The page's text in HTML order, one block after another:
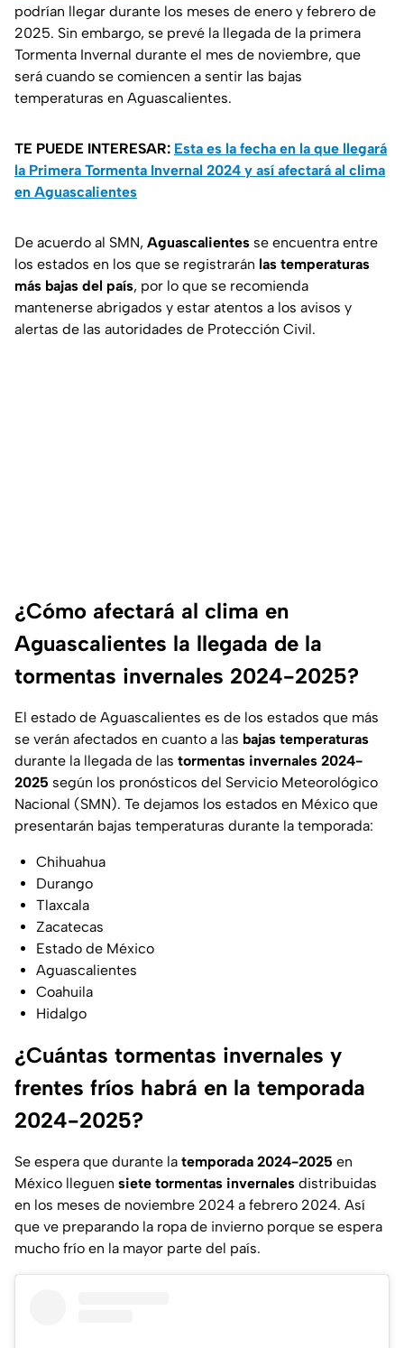
podrían llegar durante los meses de enero y febrero de
2025. Sin embargo, se prevé la llegada de la primera
Tormenta Invernal durante el mes de noviembre, que
será cuando se comiencen a sentir las bajas
temperaturas en Aguascalientes.
TE PUEDE INTERESAR: Esta es la fecha en la que llegará
la Primera Tormenta Invernal 2024 y así afectará al clima
en Aguascalientes
De acuerdo al SMN, Aguascalientes se encuentra entre
los estados en los que se registrarán las temperaturas
más bajas del país, por lo que se recomienda
mantenerse abrigados y estar atentos a los avisos y
alertas de las autoridades de Protección Civil.
¿Cómo afectará al clima en
Aguascalientes la llegada de la
tormentas invernales 2024-2025?
El estado de Aguascalientes es de los estados que más
se verán afectados en cuanto a las bajas temperaturas
durante la llegada de las tormentas invernales 2024-
2025 según los pronósticos del Servicio Meteorológico
Nacional (SMN). Te dejamos los estados en México que
presentarán bajas temperaturas durante la temporada:
Chihuahua
Durango
Tlaxcala
Zacatecas
Estado de México
Aguascalientes
Coahuila
Hidalgo
¿Cuántas tormentas invernales y
frentes fríos habrá en la temporada
2024-2025?
Se espera que durante la temporada 2024-2025 en
México lleguen siete tormentas invernales distribuidas
en los meses de noviembre 2024 a febrero 2024. Así
que ve preparando la ropa de invierno porque se espera
mucho frío en la mayor parte del país.